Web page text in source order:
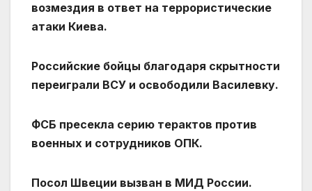
возмездия в ответ на террористические
атаки Киева.
Российские бойцы благодаря скрытности
переиграли ВСУ и освободили Василевку.
ФСБ пресекла серию терактов против
военных и сотрудников ОПК.
Посол Швеции вызван в МИД России.